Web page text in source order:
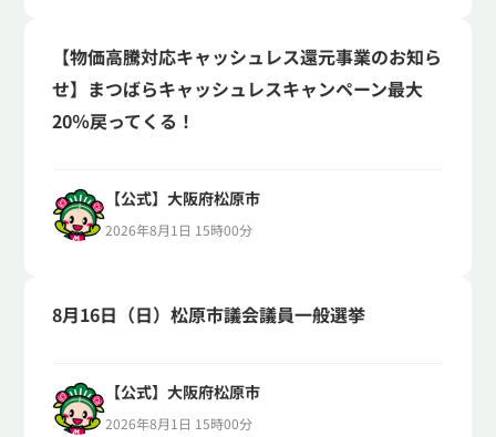
【物価高騰対応キャッシュレス還元事業のお知ら
せ】まつばらキャッシュレスキャンペーン最大
20％戻ってくる！
【公式】大阪府松原市
2026年8月1日 15時00分
8月16日（日）松原市議会議員一般選挙
【公式】大阪府松原市
2026年8月1日 15時00分